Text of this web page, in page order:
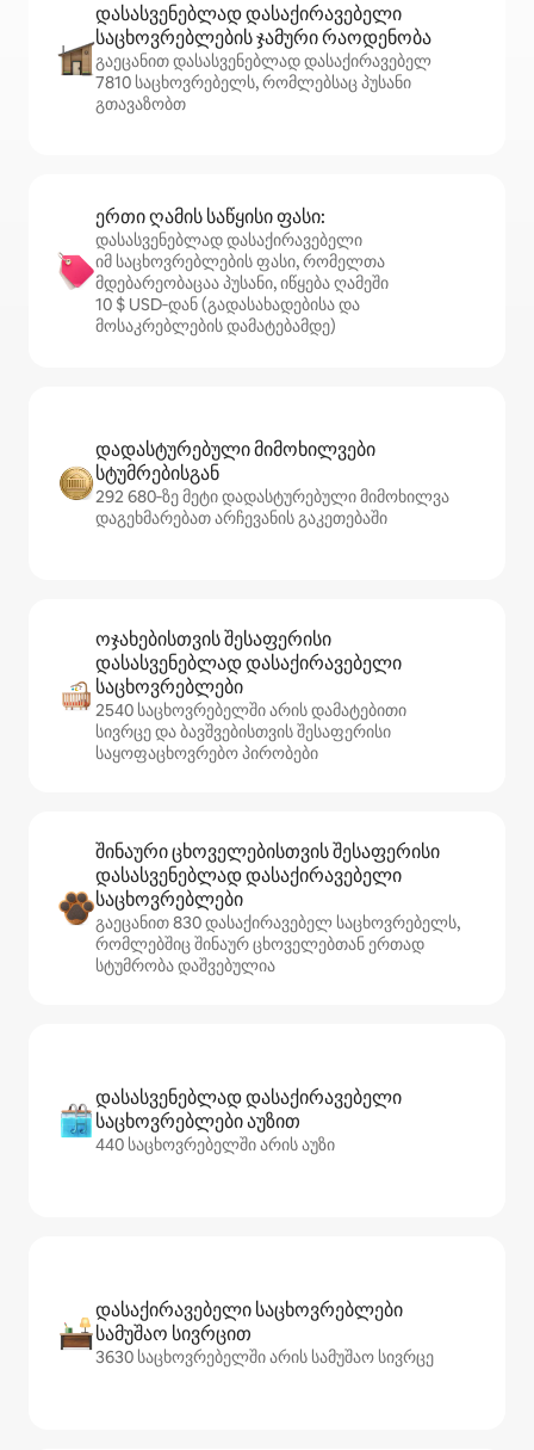
დასასვენებლად დასაქირავებელი
საცხოვრებლების ჯამური რაოდენობა
გაეცანით დასასვენებლად დასაქირავებელ
7810 საცხოვრებელს, რომლებსაც პუსანი
გთავაზობთ
ერთი ღამის საწყისი ფასი:
დასასვენებლად დასაქირავებელი
იმ საცხოვრებლების ფასი, რომელთა
მდებარეობაცაა პუსანი, იწყება ღამეში
10 $ USD‑დან (გადასახადებისა და
მოსაკრებლების დამატებამდე)
დადასტურებული მიმოხილვები
სტუმრებისგან
292 680‑ზე მეტი დადასტურებული მიმოხილვა
დაგეხმარებათ არჩევანის გაკეთებაში
ოჯახებისთვის შესაფერისი
დასასვენებლად დასაქირავებელი
საცხოვრებლები
2540 საცხოვრებელში არის დამატებითი
სივრცე და ბავშვებისთვის შესაფერისი
საყოფაცხოვრებო პირობები
შინაური ცხოველებისთვის შესაფერისი
დასასვენებლად დასაქირავებელი
საცხოვრებლები
გაეცანით 830 დასაქირავებელ საცხოვრებელს,
რომლებშიც შინაურ ცხოველებთან ერთად
სტუმრობა დაშვებულია
დასასვენებლად დასაქირავებელი
საცხოვრებლები აუზით
440 საცხოვრებელში არის აუზი
დასაქირავებელი საცხოვრებლები
სამუშაო სივრცით
3630 საცხოვრებელში არის სამუშაო სივრცე